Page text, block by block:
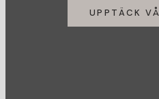
UPPTÄCK